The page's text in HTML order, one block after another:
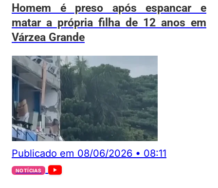
Homem é preso após espancar e
matar a própria filha de 12 anos em
Várzea Grande
Publicado em 08/06/2026 • 08:11
NOTÍCIAS